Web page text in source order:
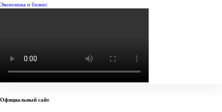
Экономика и бизнес
Официальный сайт